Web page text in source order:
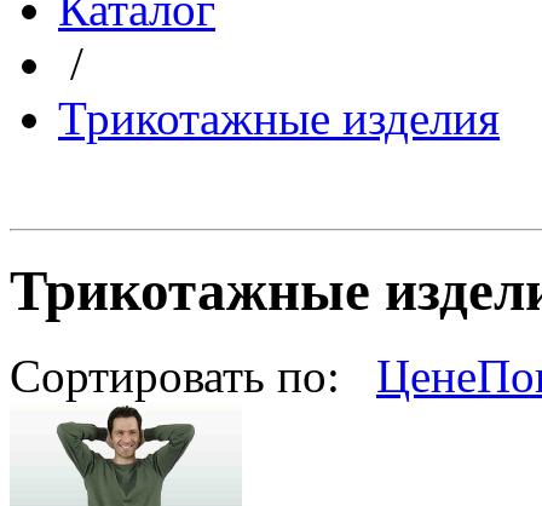
/
Трикотажные изделия
Трикотажные
Сортировать по: Цене